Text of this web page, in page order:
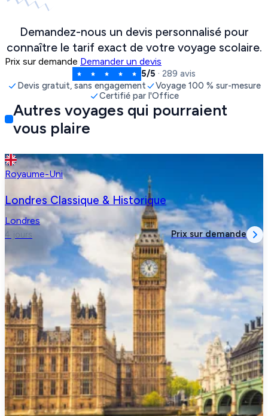
Demandez-nous un devis personnalisé pour
connaître le tarif exact de votre voyage scolaire.
Prix sur demande Demander un devis
5/5 · 289 avis
Devis gratuit, sans engagement
Voyage 100 % sur-mesure
Certifié par l'Office
Autres voyages qui pourraient
vous plaire
Royaume-Uni
Londres Classique & Historique
Londres
4 jours Prix sur demande